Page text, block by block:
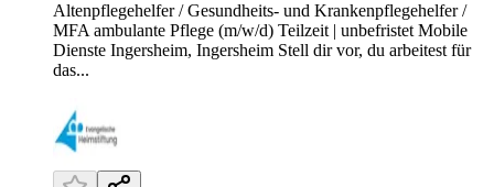
Altenpflegehelfer / Gesundheits- und Krankenpflegehelfer /
MFA ambulante Pflege (m/w/d) Teilzeit | unbefristet Mobile
Dienste Ingersheim, Ingersheim Stell dir vor, du arbeitest für
das...